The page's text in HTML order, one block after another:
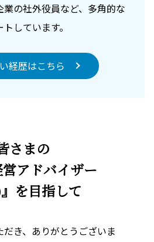
の社外役員など、多角的な
しています。
経歴はこちら
さまの
営アドバイザー
を目指して
き、ありがとうございま